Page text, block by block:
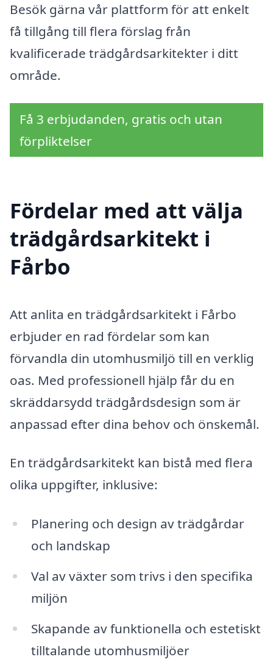
Besök gärna vår plattform för att enkelt
få tillgång till flera förslag från
kvalificerade trädgårdsarkitekter i ditt
område.
Få 3 erbjudanden, gratis och utan
förpliktelser
Fördelar med att välja
trädgårdsarkitekt i
Fårbo
Att anlita en trädgårdsarkitekt i Fårbo
erbjuder en rad fördelar som kan
förvandla din utomhusmiljö till en verklig
oas. Med professionell hjälp får du en
skräddarsydd trädgårdsdesign som är
anpassad efter dina behov och önskemål.
En trädgårdsarkitekt kan bistå med flera
olika uppgifter, inklusive:
Planering och design av trädgårdar
och landskap
Val av växter som trivs i den specifika
miljön
Skapande av funktionella och estetiskt
tilltalande utomhusmiljöer